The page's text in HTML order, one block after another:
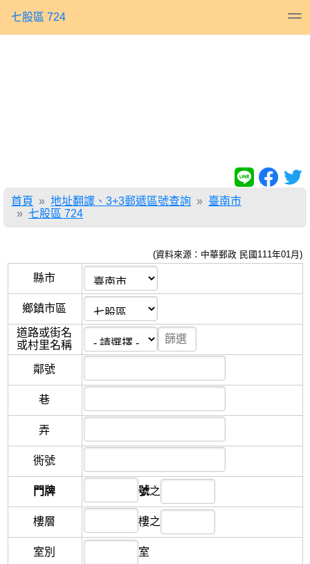
七股區 724
首頁 地址翻譯、3+3郵遞區號查詢
臺南市
七股區 724
(資料來源：中華郵政 民國111年01月)
縣市
鄉鎮市區
道路或街名
或村里名稱
鄰號
巷
弄
衖號
門牌 號之
樓層 樓之
室別 室